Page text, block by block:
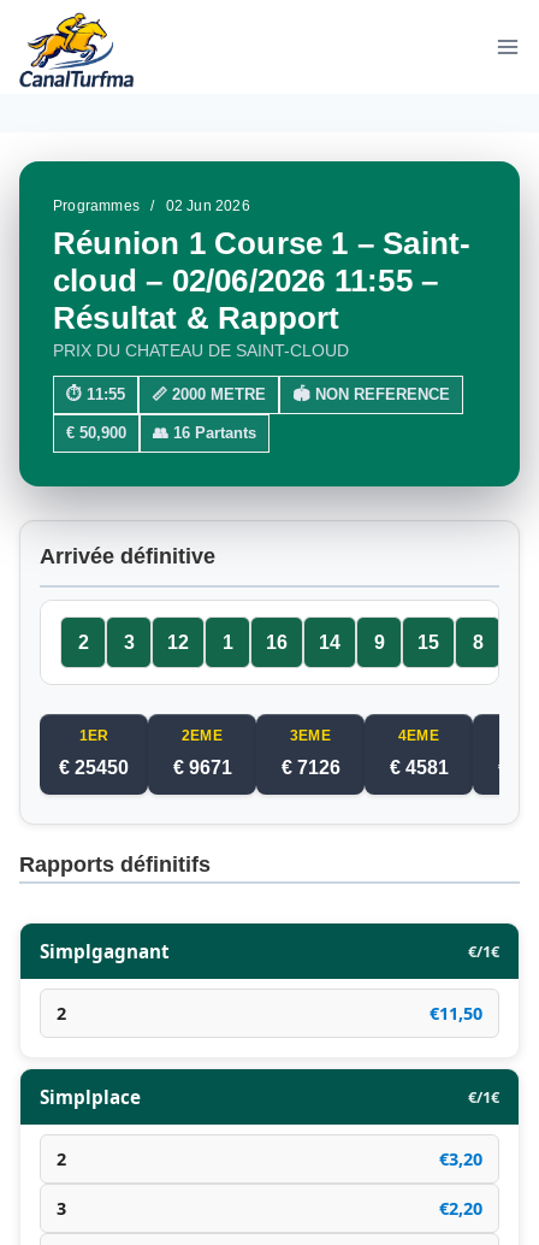
contenu
Programmes / 02 Jun 2026
Réunion 1 Course 1 – Saint-
cloud – 02/06/2026 11:55 –
Résultat & Rapport
PRIX DU CHATEAU DE SAINT-CLOUD
⏱ 11:55 📏 2000 METRE 🏟 NON REFERENCE
€ 50,900 👥 16 Partants
Arrivée définitive
2 3 12 1 16 14 9 15 8
1ER
€ 25450
2EME
€ 9671
3EME
€ 7126
4EME
€ 4581 €
Rapports définitifs
Simplgagnant €/1€
2 €11,50
Simplplace €/1€
2 €3,20
3 €2,20